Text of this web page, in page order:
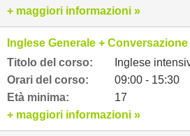
+ maggiori informazioni »
Inglese Generale +
Titolo del corso:
Inglese
Orari del corso:
09:00 - 15:30
Età minima:
17
+ maggiori informazioni »